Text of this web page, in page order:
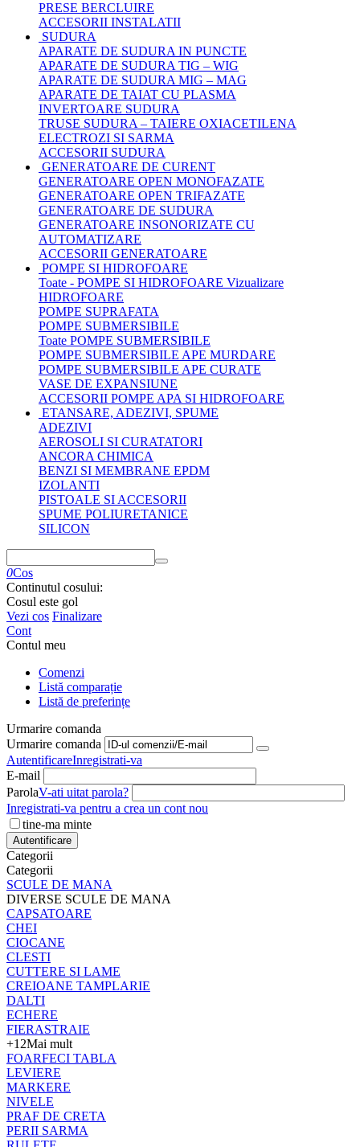
PRESE BERCLUIRE
ACCESORII INSTALATII
SUDURA
APARATE DE SUDURA IN PUNCTE
APARATE DE SUDURA TIG – WIG
APARATE DE SUDURA MIG – MAG
APARATE DE TAIAT CU PLASMA
INVERTOARE SUDURA
TRUSE SUDURA – TAIERE OXIACETILENA
ELECTROZI SI SARMA
ACCESORII SUDURA
GENERATOARE DE CURENT
GENERATOARE OPEN MONOFAZATE
GENERATOARE OPEN TRIFAZATE
GENERATOARE DE SUDURA
GENERATOARE INSONORIZATE CU
AUTOMATIZARE
ACCESORII GENERATOARE
POMPE SI HIDROFOARE
Toate - POMPE SI HIDROFOARE Vizualizare
HIDROFOARE
POMPE SUPRAFATA
POMPE SUBMERSIBILE
Toate POMPE SUBMERSIBILE
POMPE SUBMERSIBILE APE MURDARE
POMPE SUBMERSIBILE APE CURATE
VASE DE EXPANSIUNE
ACCESORII POMPE APA SI HIDROFOARE
ETANSARE, ADEZIVI, SPUME
ADEZIVI
AEROSOLI SI CURATATORI
ANCORA CHIMICA
BENZI SI MEMBRANE EPDM
IZOLANTI
PISTOALE SI ACCESORII
SPUME POLIURETANICE
SILICON
0Cos
Continutul cosului:
Cosul este gol
Vezi cos Finalizare
Cont
Contul meu
Comenzi
Listă comparație
Listă de preferințe
Urmarire comanda
Urmarire comanda
AutentificareInregistrati-va
E-mail
ParolaV-ati uitat parola?
Inregistrati-va pentru a crea un cont nou
tine-ma minte
Autentificare
Categorii
Categorii
SCULE DE MANA
DIVERSE SCULE DE MANA
CAPSATOARE
CHEI
CIOCANE
CLESTI
CUTTERE SI LAME
CREIOANE TAMPLARIE
DALTI
ECHERE
FIERASTRAIE
+12Mai mult
FOARFECI TABLA
LEVIERE
MARKERE
NIVELE
PRAF DE CRETA
PERII SARMA